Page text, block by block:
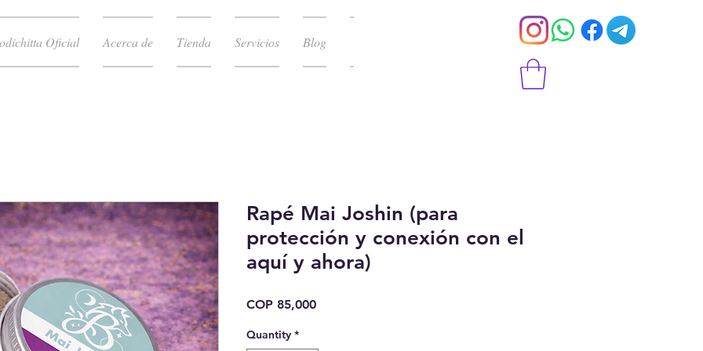
Oficial Acerca de Tienda Servicios Blog
Rapé Mai Joshin (para
protección y conexión con el
aquí y ahora)
COP 85,000Price
Quantity *